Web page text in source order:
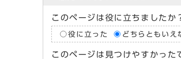
このページは役に立ちましたか
役に立った どちらともいえ
このページは見つけやすかった